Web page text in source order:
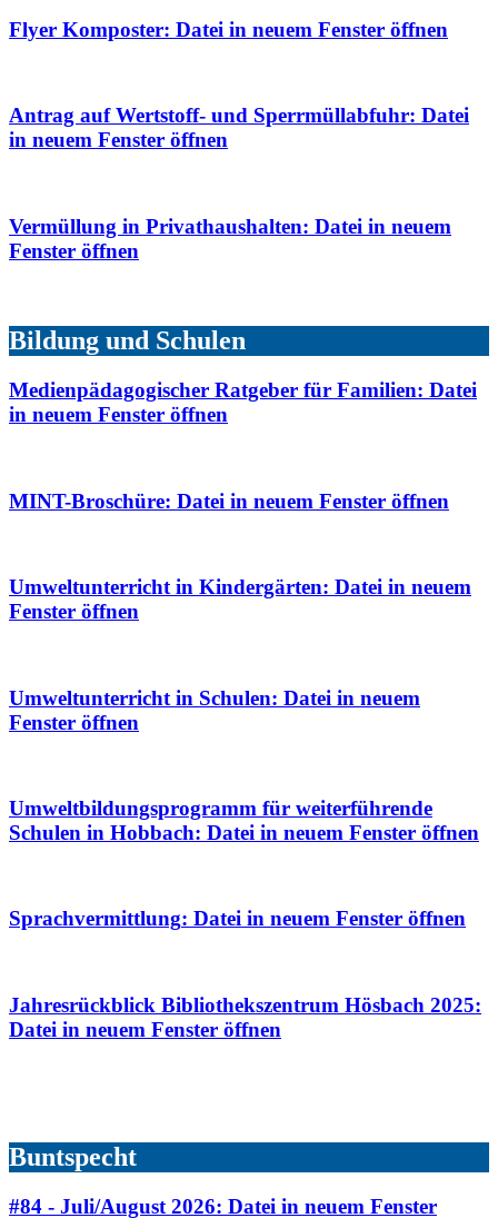
Flyer Komposter: Datei in neuem Fenster öffnen
Antrag auf Wertstoff- und Sperrmüllabfuhr: Datei
in neuem Fenster öffnen
Vermüllung in Privathaushalten: Datei in neuem
Fenster öffnen
Bildung und Schulen
Medienpädagogischer Ratgeber für Familien: Datei
in neuem Fenster öffnen
MINT-Broschüre: Datei in neuem Fenster öffnen
Umweltunterricht in Kindergärten: Datei in neuem
Fenster öffnen
Umweltunterricht in Schulen: Datei in neuem
Fenster öffnen
Umweltbildungsprogramm für weiterführende
Schulen in Hobbach: Datei in neuem Fenster öffnen
Sprachvermittlung: Datei in neuem Fenster öffnen
Jahresrückblick Bibliothekszentrum Hösbach 2025:
Datei in neuem Fenster öffnen
Buntspecht
#84 - Juli/August 2026: Datei in neuem Fenster